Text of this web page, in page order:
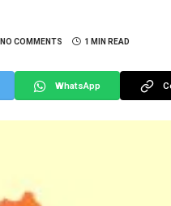
NO COMMENTS 1 MIN READ
WhatsApp